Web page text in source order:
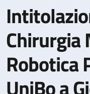
Chirurgia
Robotica